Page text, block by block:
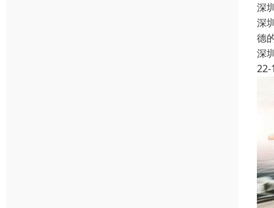
深
深
德
深
22-